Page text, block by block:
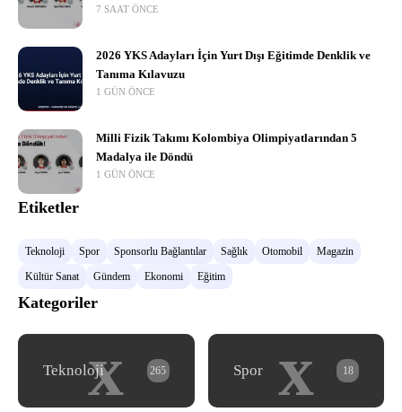
7 SAAT ÖNCE
2026 YKS Adayları İçin Yurt Dışı Eğitimde Denklik ve
Tanıma Kılavuzu
1 GÜN ÖNCE
Milli Fizik Takımı Kolombiya Olimpiyatlarından 5
Madalya ile Döndü
1 GÜN ÖNCE
Etiketler
Teknoloji Spor Sponsorlu Bağlantılar Sağlık Otomobil
Magazin
Kültür Sanat
Gündem Ekonomi Eğitim
Kategoriler
x
Teknoloji 265 x
Spor 18